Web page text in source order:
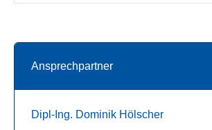
Ansprechpartner
Dipl-Ing. Dominik Hölscher